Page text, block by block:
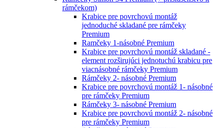
rámčekom)
Krabice pre povrchovú montáž
jednoduché skladané pre rámčeky
Premium
Ramčeky 1-násobné Premium
Krabice pre povrchovú montáž skladané -
element rozširujúci jednotuchú krabicu pre
viacnásobné rámčeky Premium
Rámčeky 2- násobné Premium
Krabice pre povrchovú montáž 1- násobné
pre rámčeky Premium
Rámčeky 3- násobné Premium
Krabice pre povrchovú montáž 2- násobné
pre rámčeky Premium